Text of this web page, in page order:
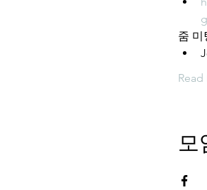
줌 미
모